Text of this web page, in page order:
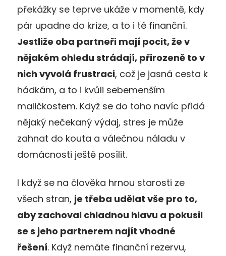
překážky se teprve ukáže v momentě, kdy
pár upadne do krize, a to i té finanční.
Jestliže oba partneři mají pocit, že v
nějakém ohledu strádají, přirozeně to v
nich vyvolá frustraci, což je jasná cesta k
hádkám, a to i kvůli sebemenším
maličkostem. Když se do toho navíc přidá
nějaký nečekaný výdaj, stres je může
zahnat do kouta a válečnou náladu v
domácnosti ještě posílit.
I když se na člověka hrnou starosti ze
všech stran, je třeba udělat vše pro to,
aby zachoval chladnou hlavu a pokusil
se s jeho partnerem najít vhodné
řešení. Když nemáte finanční rezervu,